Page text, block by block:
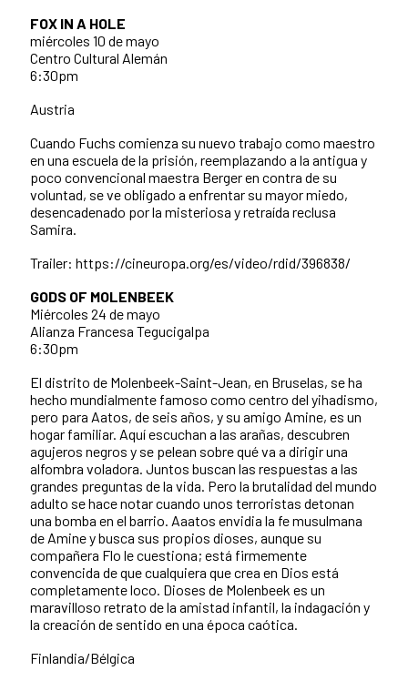
FOX IN A HOLE
miércoles 10 de mayo
Centro Cultural Alemán
6:30pm
Austria
Cuando Fuchs comienza su nuevo trabajo como maestro
en una escuela de la prisión, reemplazando a la antigua y
poco convencional maestra Berger en contra de su
voluntad, se ve obligado a enfrentar su mayor miedo,
desencadenado por la misteriosa y retraída reclusa
Samira.
Trailer: https://cineuropa.org/es/video/rdid/396838/
GODS OF MOLENBEEK
Miércoles 24 de mayo
Alianza Francesa Tegucigalpa
6:30pm
El distrito de Molenbeek-Saint-Jean, en Bruselas, se ha
hecho mundialmente famoso como centro del yihadismo,
pero para Aatos, de seis años, y su amigo Amine, es un
hogar familiar. Aquí escuchan a las arañas, descubren
agujeros negros y se pelean sobre qué va a dirigir una
alfombra voladora. Juntos buscan las respuestas a las
grandes preguntas de la vida. Pero la brutalidad del mundo
adulto se hace notar cuando unos terroristas detonan
una bomba en el barrio. Aaatos envidia la fe musulmana
de Amine y busca sus propios dioses, aunque su
compañera Flo le cuestiona; está firmemente
convencida de que cualquiera que crea en Dios está
completamente loco. Dioses de Molenbeek es un
maravilloso retrato de la amistad infantil, la indagación y
la creación de sentido en una época caótica.
Finlandia/Bélgica